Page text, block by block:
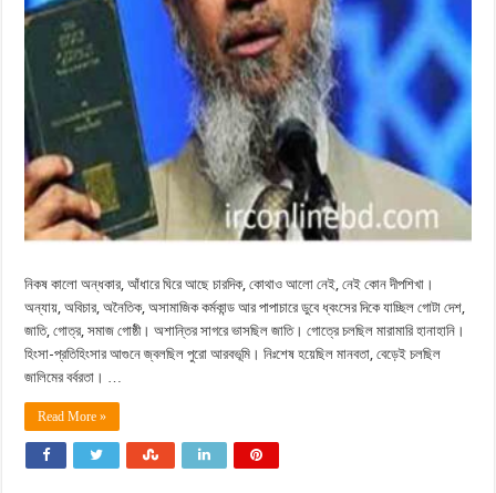
নিকষ কালো অন্ধকার, আঁধারে ঘিরে আছে চারদিক, কোথাও আলো নেই, নেই কোন দীপশিখা।
অন্যায়, অবিচার, অনৈতিক, অসামাজিক কর্মকান্ড আর পাপাচারে ডুবে ধ্বংসের দিকে যাচ্ছিল গোটা দেশ,
জাতি, গোত্র, সমাজ গোষ্ঠী। অশান্তির সাগরে ভাসছিল জাতি। গোত্রে চলছিল মারামারি হানাহানি।
হিংসা-প্রতিহিংসার আগুনে জ্বলছিল পুরো আরবভূমি। নিঃশেষ হয়েছিল মানবতা, বেড়েই চলছিল
জালিমের বর্বরতা। …
Read More »